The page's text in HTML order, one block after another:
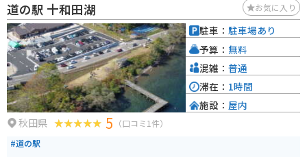
道の駅 十和田湖 お気に入り
秋田県 5 （口コミ1件）
#道の駅
駐車： 駐車場あり
予算： 無料
混雑： 普通
滞在： 1時間
施設： 屋内